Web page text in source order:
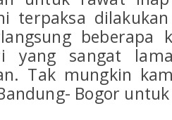
terpaksa
beberapa
yang sangat
Tak mungkin
Bogor